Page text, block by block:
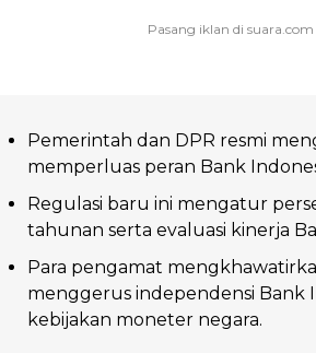
Pemerintah dan DPR resmi
memperluas peran Bank
Regulasi baru ini mengatur
tahunan serta evaluasi kinerja
Para pengamat
menggerus independensi Bank
kebijakan moneter negara.